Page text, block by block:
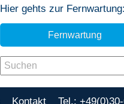
Hier gehts zur Fernwartung:
Fernwartung
Kontakt Tel.: